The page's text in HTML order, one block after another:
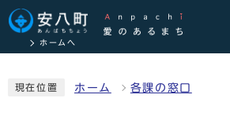
ホームへ
現在位置 ホーム 各課の窓口